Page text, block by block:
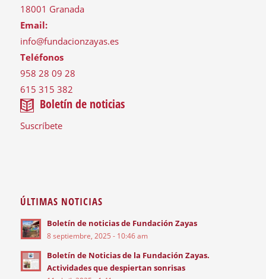
18001 Granada
Email:
info@fundacionzayas.es
Teléfonos
958 28 09 28
615 315 382
Boletín de noticias
Suscríbete
ÚLTIMAS NOTICIAS
Boletín de noticias de Fundación Zayas
8 septiembre, 2025 - 10:46 am
Boletín de Noticias de la Fundación Zayas.
Actividades que despiertan sonrisas